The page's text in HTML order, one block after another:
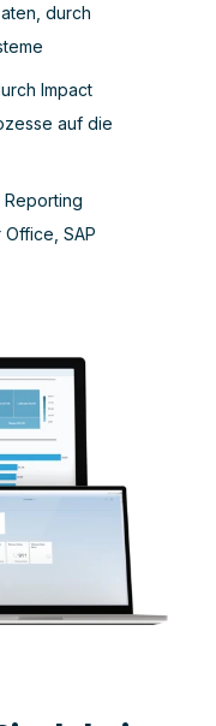
durch
Impact
auf die
SAP